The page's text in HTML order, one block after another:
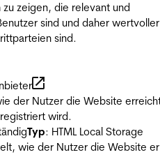
zeigen, die relevant und
sind und daher
sind.
der Nutzer die Website
wird.
Typ: HTML Local Storage
wie der Nutzer die Website